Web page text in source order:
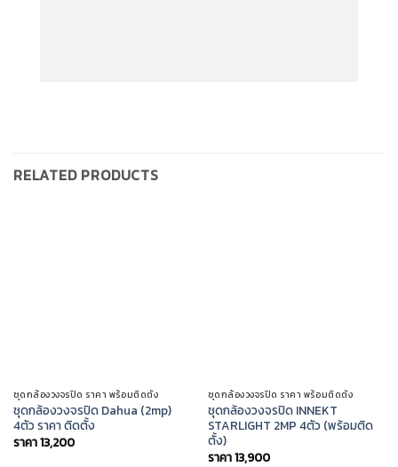
RELATED PRODUCTS
ชุดกล้องวงจรปิด ราคา พร้อมติดตั้ง
ชุดกล้องวงจรปิด Dahua (2mp)
4ตัว ราคา ติดตั้ง
ราคา13,200
ชุดกล้องวงจรปิด ราคา พร้อมติดตั้ง
ชุดกล้องวงจรปิด INNEKT
STARLIGHT 2MP 4ตัว (พร้อมติด
ตั้ง)
ราคา13,900